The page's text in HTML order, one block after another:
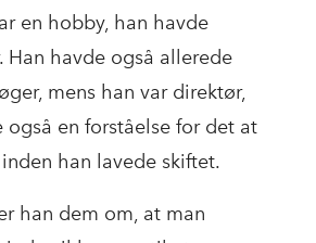
en hobby, han havde
Han havde også allerede
mens han var direktør,
også en forståelse for det at
han lavede skiftet.
han dem om, at man